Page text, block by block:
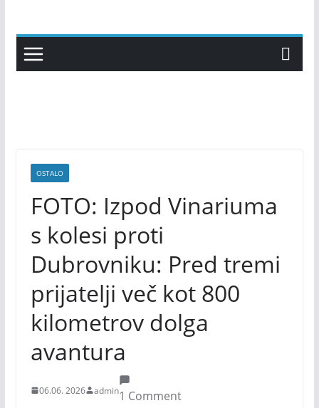
content
OSTALO
FOTO: Izpod Vinariuma
s kolesi proti
Dubrovniku: Pred tremi
prijatelji več kot 800
kilometrov dolga
avantura
06.06. 2026 admin1 Comment